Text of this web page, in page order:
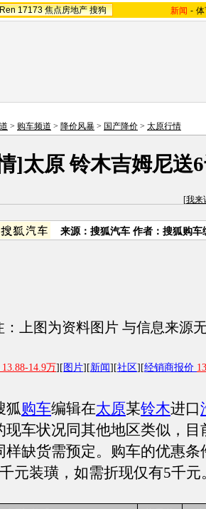
17173 焦点房地产 搜狗 新闻 -
> 购车频道 > 降价风暴 > 国产降价 > 太原行情
]太原 铃木吉姆尼送
[我来
来源：搜狐汽车 作者：搜狐购车
：上图为资料图片 与信息来源
13.88-14.9万][ 图片][新闻][社区][经销商报价
购车编辑在太原某铃木进口
现车状况同其他地区类似，目
样缺货需预定。购车的优惠条
元装璜，如需折现仅有5千元